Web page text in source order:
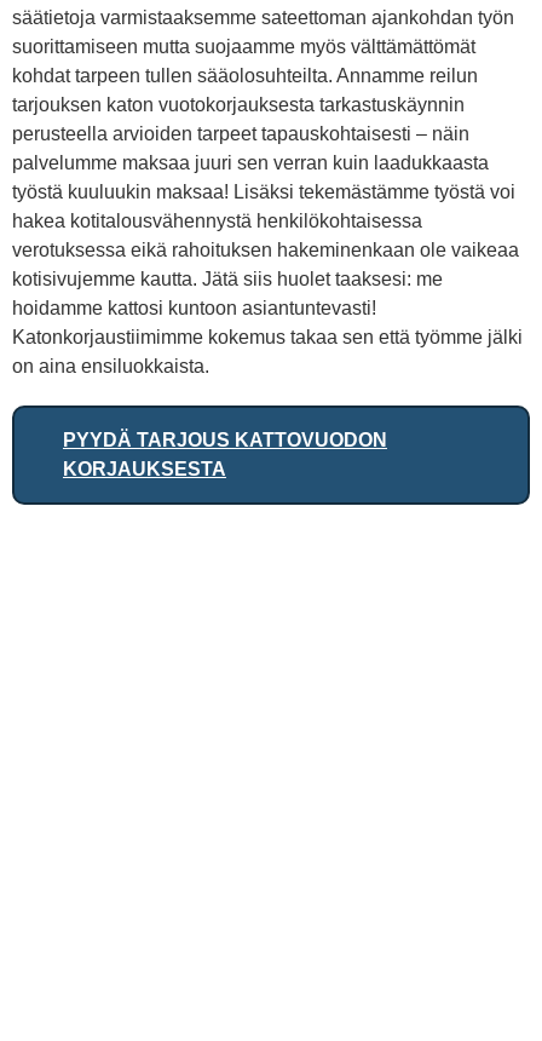
säätietoja varmistaaksemme sateettoman ajankohdan työn
suorittamiseen mutta suojaamme myös välttämättömät
kohdat tarpeen tullen sääolosuhteilta. Annamme reilun
tarjouksen katon vuotokorjauksesta tarkastuskäynnin
perusteella arvioiden tarpeet tapauskohtaisesti – näin
palvelumme maksaa juuri sen verran kuin laadukkaasta
työstä kuuluukin maksaa! Lisäksi tekemästämme työstä voi
hakea kotitalousvähennystä henkilökohtaisessa
verotuksessa eikä rahoituksen hakeminenkaan ole vaikeaa
kotisivujemme kautta. Jätä siis huolet taaksesi: me
hoidamme kattosi kuntoon asiantuntevasti!
Katonkorjaustiimimme kokemus takaa sen että työmme jälki
on aina ensiluokkaista.
PYYDÄ TARJOUS KATTOVUODON
KORJAUKSESTA